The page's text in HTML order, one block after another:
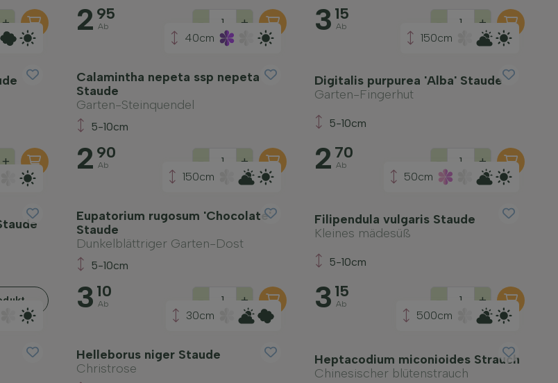
+ 2 95
Ab - + 3 15
Ab - +
+
40cm
Calamintha nepeta ssp nepeta
Staude
Garten-Steinquendel
5-10cm
2 90
Ab - +
150cm
Digitalis purpurea 'Alba' Staude
Garten-Fingerhut
5-10cm
2 70
Ab - +
150cm
Eupatorium rugosum 'Chocolate'
Staude
Dunkelblättriger Garten-Dost
5-10cm
3 10
Ab - +
50cm
Filipendula vulgaris Staude
Kleines mädesüß
5-10cm
3 15
Ab - +
30cm
Helleborus niger Staude
Christrose
500cm
Heptacodium miconioides Strauch
Chinesischer blütenstrauch